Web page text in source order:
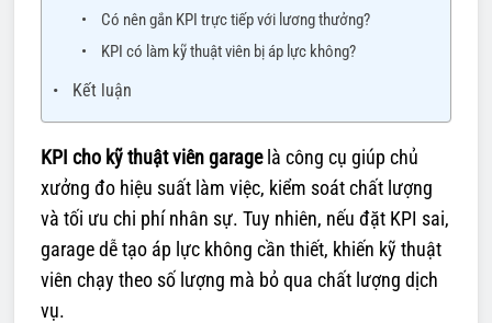
Có nên gắn KPI trực tiếp với lương thưởng?
KPI có làm kỹ thuật viên bị áp lực không?
Kết luận
KPI cho kỹ thuật viên garagelà công cụ giúp chủ
xưởng đo hiệu suất làm việc, kiểm soát chất lượng
và tối ưu chi phí nhân sự. Tuy nhiên, nếu đặt KPI sai,
garage dễ tạo áp lực không cần thiết, khiến kỹ thuật
viên chạy theo số lượng mà bỏ qua chất lượng dịch
vụ.